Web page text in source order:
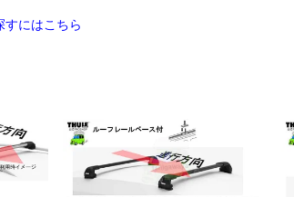
すにはこちら